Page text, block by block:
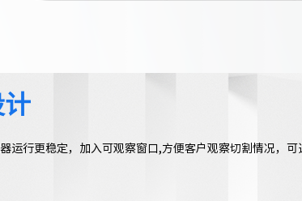
计
行更稳定，加入可观察窗口,方便客户观察切割情况，可